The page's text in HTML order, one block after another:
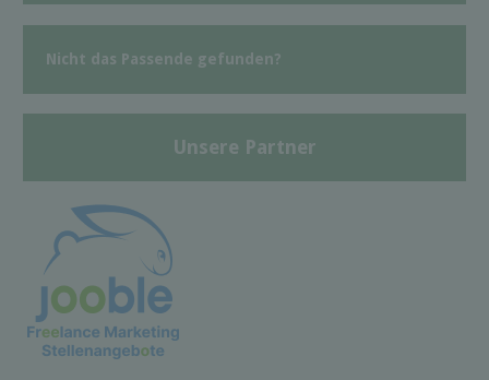
Nicht das Passende gefunden?
Unsere Partner